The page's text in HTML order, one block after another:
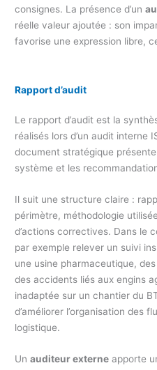
consignes. La présence d’un
réelle valeur ajoutée : son
favorise une expression libre,
Rapport d’audit
Le rapport d’audit est la
réalisés lors d’un audit interne
document stratégique
système et les
Il suit une structure claire :
périmètre, méthodologie
d’actions correctives. Dans le
par exemple relever un suivi
une usine pharmaceutique,
des accidents liés aux engins
inadaptée sur un chantier du
d’améliorer l’organisation des
logistique.
Unauditeur externe apporte